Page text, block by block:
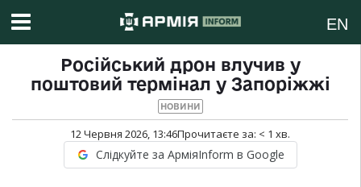
EN
Російський дрон влучив у
поштовий термінал у Запоріжжі
НОВИНИ
12 Червня 2026, 13:46Прочитаєте за: < 1 хв.
Слідкуйте за АрміяInform в Google